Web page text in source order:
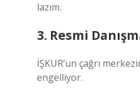
lazım.
3. Resmi
İŞKUR’un çağrı
engelliyor.